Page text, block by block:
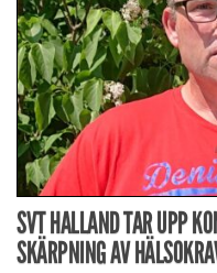
SVT HALLAND TAR UPP
SKÄRPNING AV